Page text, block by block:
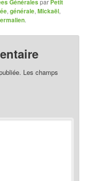
Généralespar Petit
,générale,Mickaël,
.
Les champs